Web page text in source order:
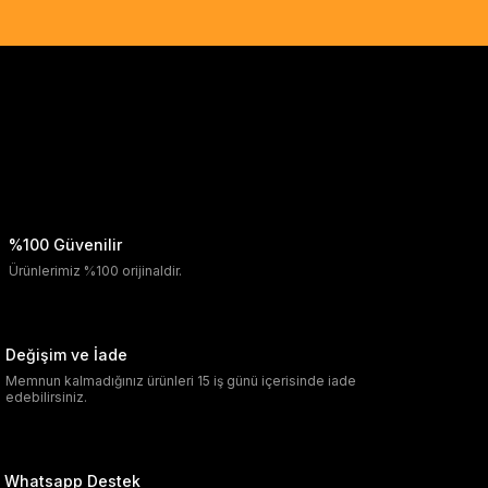
%100 Güvenilir
Ürünlerimiz %100 orijinaldir.
Değişim ve İade
Memnun kalmadığınız ürünleri 15 iş günü içerisinde iade
edebilirsiniz.
Whatsapp Destek